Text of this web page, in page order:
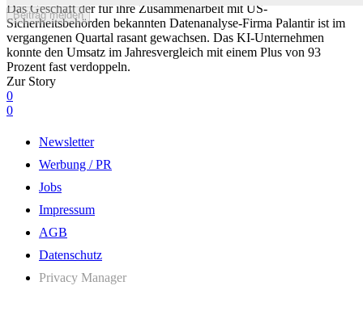
Beitrag melden
Das Geschäft der für ihre Zusammenarbeit mit US-
Sicherheitsbehörden bekannten Datenanalyse-Firma Palantir ist im
vergangenen Quartal rasant gewachsen. Das KI-Unternehmen
konnte den Umsatz im Jahresvergleich mit einem Plus von 93
Prozent fast verdoppeln.
Zur Story
0
0
Newsletter
Werbung / PR
Jobs
Impressum
AGB
Datenschutz
Privacy Manager